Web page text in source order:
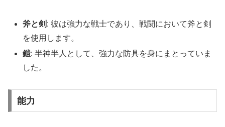
斧と剣 : 彼は強力な戦士であり、戦闘において斧と剣
を使用します。
鎧: 半神半人として、強力な防具を身にまとっていま
した。
能力